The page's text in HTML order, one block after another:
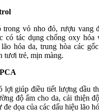
trong vỏ nho đỏ, rượu vang
có tác dụng chống oxy hóa
hóa da, trung hòa các
tươi trẻ, mịn màng.
lợi giúp điều tiết lượng dầu
độ ẩm cho da, cải thiện
đe dọa của các dấu hiệu lão